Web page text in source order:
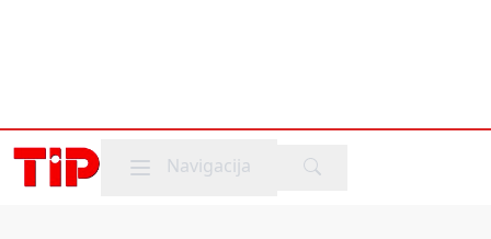
Mobile menu
Navigacija